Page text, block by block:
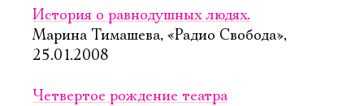
История о равнодушных людях.
Марина Тимашева, «Радио Свобода»,
25.01.2008
Четвертое рождение театра